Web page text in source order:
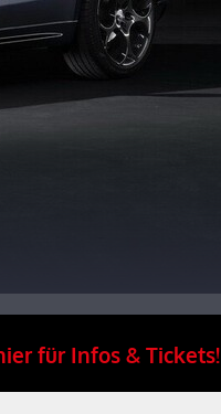
für Infos & Tickets!